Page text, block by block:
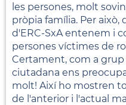
les persones, molt
pròpia família. Per
d'ERC-SxA entenem i
persones víctimes de
Certament, com a
ciutadana ens
molt! Així ho mostren
de l'anterior i l'actual